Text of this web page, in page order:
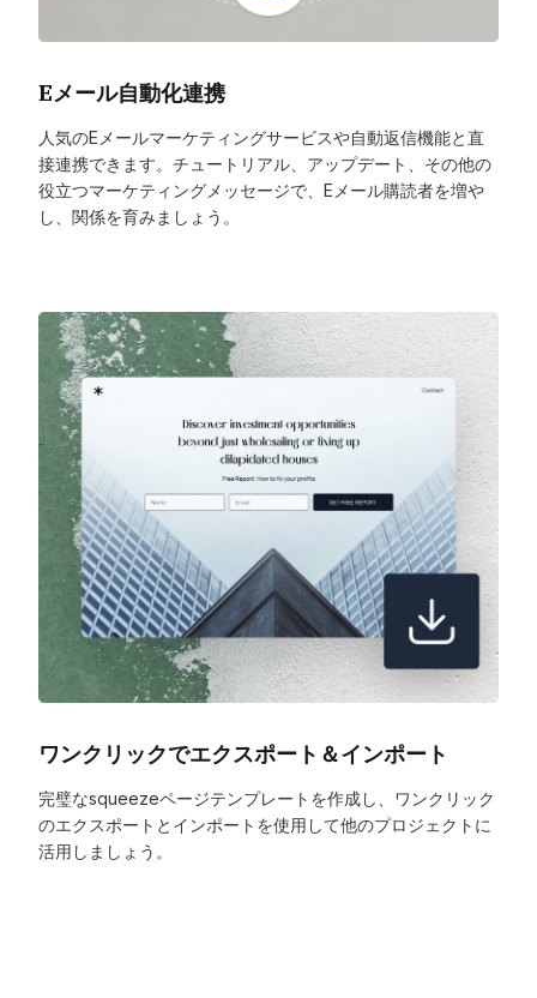
Eメール自動化連携
人気のEメールマーケティングサービスや自動返信機能と直
接連携できます。チュートリアル、アップデート、その他の
役立つマーケティングメッセージで、Eメール購読者を増や
し、関係を育みましょう。
ワンクリックでエクスポート＆インポート
完璧なsqueezeページテンプレートを作成し、ワンクリック
のエクスポートとインポートを使用して他のプロジェクトに
活用しましょう。